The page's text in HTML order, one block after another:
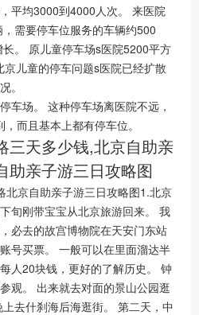
平均3000到4000人次。 来医院
需要停车位服务的车辆约500
。 原儿童停车场s医院5200平方
儿童的停车问题s医院已经扩散
。
车场。 这种停车场离医院不远，
而且基本上都有停车位。
三天多少钱,北京自助亲
助亲子游三日攻略图
北京自助亲子游三日攻略图1.北京
旬刚带宝宝从北京旅游回来。 我
必去的故宫博物院在天安门东站
号买票。 一般可以在里面溜达半
人20块钱，更好的了解历史。 钟
观。 出来就去对面的景山公园逛
去什刹海后海逛街。 第二天，中